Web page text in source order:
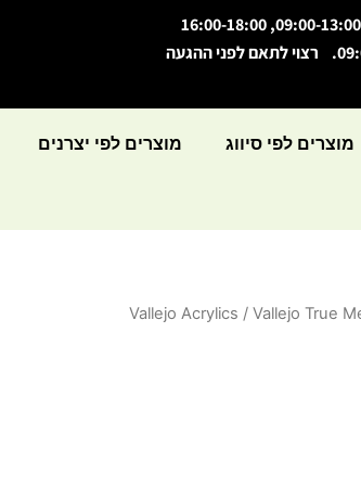
מוצרים לפי סיווג מוצרים לפי יצרנים
Vallejo Acrylics / Vallejo True